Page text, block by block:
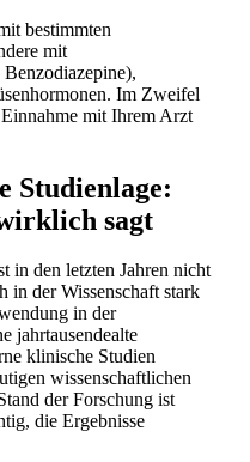
bestimmten
mit
Im Zweifel
mit Ihrem Arzt
Studienlage:
sagt
in den letzten Jahren nicht
in der Wissenschaft stark
in der
jahrtausendealte
klinische Studien
wissenschaftlichen
der Forschung ist
die Ergebnisse